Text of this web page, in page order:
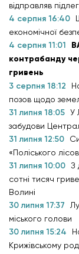
відправляв
4 серпня 16:40
економічної
4 серпня 11:01
контрабанду
гривень
3 серпня 18:12
позов щодо
31 липня 18:05 У
забудови
31 липня 12:50
«Поліського
31 липня 10:00 З
сотні тисяч
Волині
30 липня 17:37
міського голови
30 липня 15:24
Крижівському